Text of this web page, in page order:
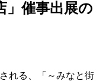
」催事出展の
れる、「～みなと街